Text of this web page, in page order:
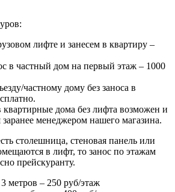
лифте и занесем в квартиру –
в частный дом на первый этаж – 1000
частному дому без заноса в
дома без лифта возможен и
заранее менеджером нашего магазина.
столешница, стеновая панель или
в лифт, то занос по этажам
прейскуранту.
метров – 250 руб/этаж